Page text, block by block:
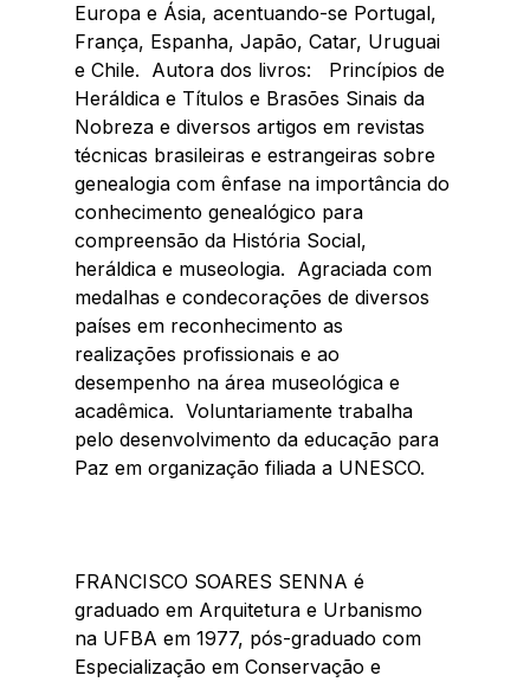
Europa e Ásia, acentuando-se Portugal,
França, Espanha, Japão, Catar, Uruguai
e Chile.  Autora dos livros:   Princípios de
Heráldica e Títulos e Brasões Sinais da
Nobreza e diversos artigos em revistas
técnicas brasileiras e estrangeiras sobre
genealogia com ênfase na importância do
conhecimento genealógico para
compreensão da História Social,
heráldica e museologia.  Agraciada com
medalhas e condecorações de diversos
países em reconhecimento as
realizações profissionais e ao
desempenho na área museológica e
acadêmica.  Voluntariamente trabalha
pelo desenvolvimento da educação para
Paz em organização filiada a UNESCO.
FRANCISCO SOARES SENNA é
graduado em Arquitetura e Urbanismo
na UFBA em 1977, pós-graduado com
Especialização em Conservação e